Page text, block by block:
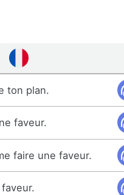
ton plan.
faveur.
faire une faveur.